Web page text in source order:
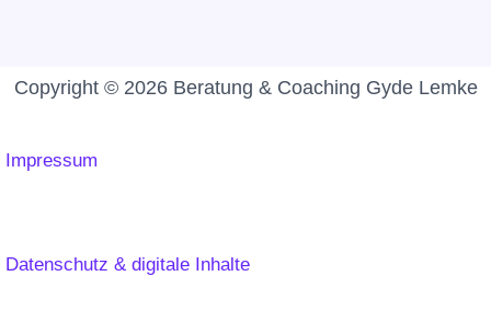
Copyright © 2026 Beratung & Coaching Gyde Lemke
Impressum
Datenschutz & digitale Inhalte